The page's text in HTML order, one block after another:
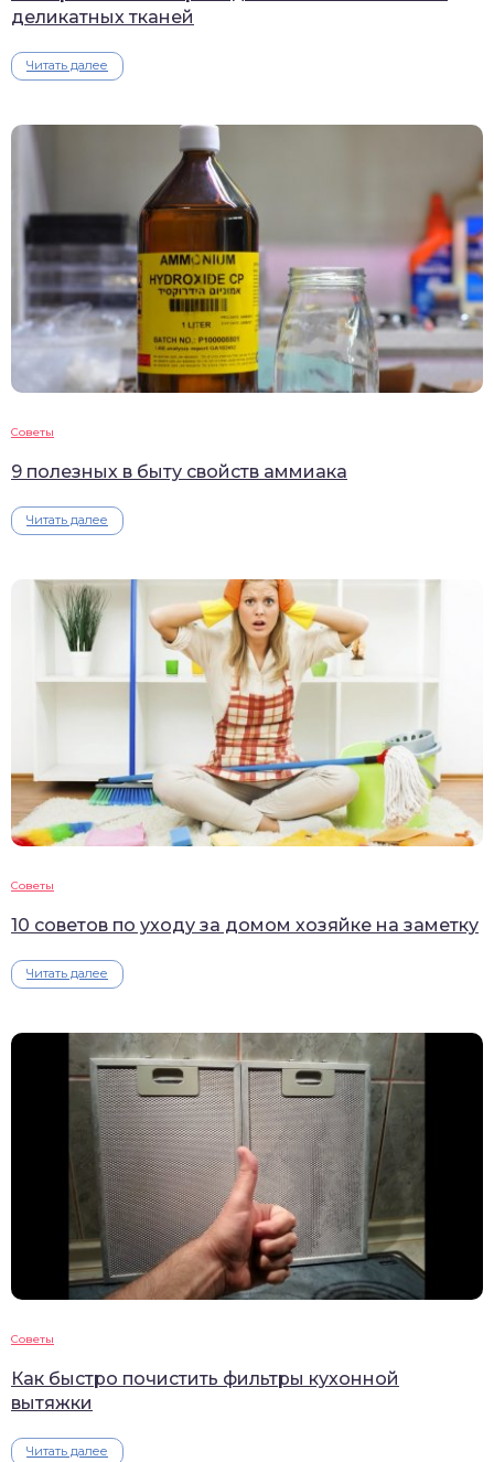
деликатных тканей
Читать далее
Советы
9 полезных в быту свойств аммиака
Читать далее
Советы
10 советов по уходу за домом хозяйке на заметку
Читать далее
Советы
Как быстро почистить фильтры кухонной
вытяжки
Читать далее